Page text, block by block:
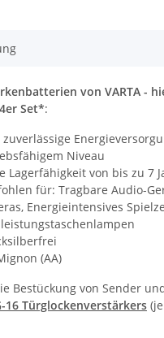
von VARTA -
Set*:
zuverlässige
Niveau
Lagerfähigkeit von bis zu 7
für: Tragbare Audio-
Energieintensives
(AA)
Bestückung von Sender
16 Türglockenverstärkers